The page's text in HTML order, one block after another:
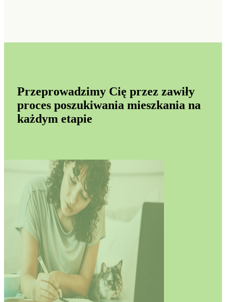
Przeprowadzimy Cię przez zawiły
proces poszukiwania mieszkania na
każdym etapie